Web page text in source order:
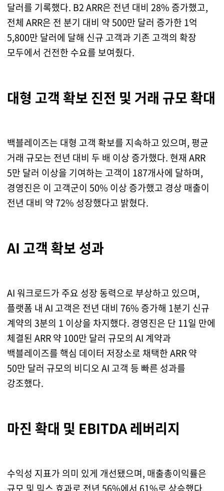
달러를 기록했다. B2 ARR은 전년 대비 28% 증가했고,
전체 ARR은 전 분기 대비 약 500만 달러 증가한 1억
5,800만 달러에 달해 신규 고객과 기존 고객의 확장
모두에서 건전한 수요를 보여줬다.
대형 고객 확보 진전 및 거래 규모 확대
백블레이즈는 대형 고객 확보를 지속하고 있으며, 평균
거래 규모는 전년 대비 두 배 이상 증가했다. 현재 ARR
5만 달러 이상을 기여하는 고객이 187개사에 달하며,
경영진은 이 고객군이 50% 이상 증가했고 경상 매출이
전년 대비 약 72% 성장했다고 밝혔다.
AI 고객 확보 성과
AI 워크로드가 주요 성장 동력으로 부상하고 있으며,
플랫폼 내 AI 고객은 전년 대비 76% 증가해 1분기 신규
계약의 3분의 1 이상을 차지했다. 경영진은 단 11일 만에
체결된 ARR 약 100만 달러 규모의 AI 계약과
백블레이즈를 핵심 데이터 저장소로 채택한 ARR 약
50만 달러 규모의 비디오 AI 고객 등 빠른 성과를
강조했다.
마진 확대 및 EBITDA 레버리지
수익성 지표가 의미 있게 개선됐으며, 매출총이익률은